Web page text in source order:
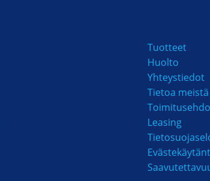
Tuotteet
Huolto
Yhteystiedot
Tietoa meistä
Leasing